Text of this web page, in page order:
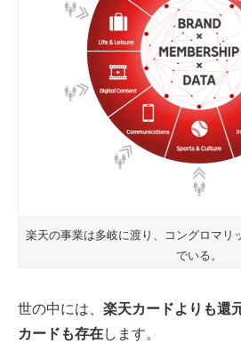
楽天の事業は多岐に渡り、コングロマリ
でいる。
世の中には、 楽天カードよりも還
カードも存在します。